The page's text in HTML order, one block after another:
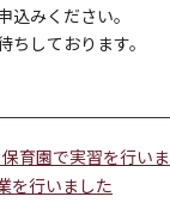
込みください。
しております。
育園で実習を行い
を行いました